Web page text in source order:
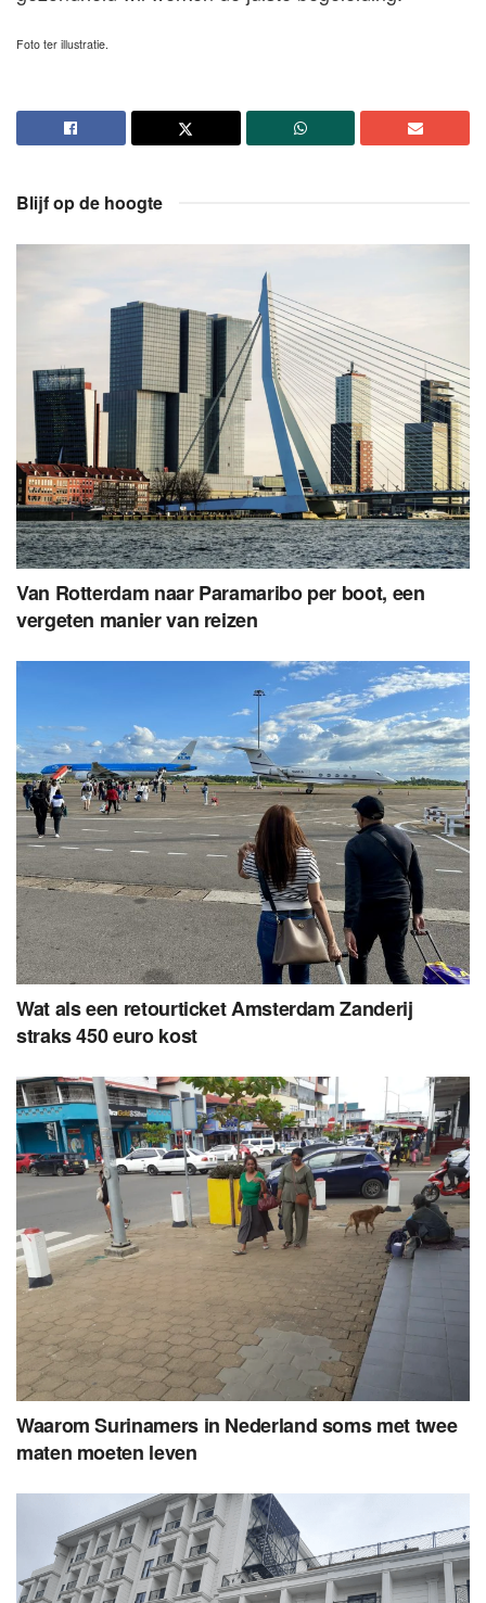
Foto ter illustratie.
Blijf op de hoogte
Van Rotterdam naar Paramaribo per boot, een
vergeten manier van reizen
Wat als een retourticket Amsterdam Zanderij
straks 450 euro kost
Waarom Surinamers in Nederland soms met twee
maten moeten leven